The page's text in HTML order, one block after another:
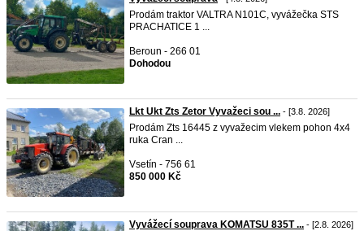
Prodám traktor VALTRA N101C, vyvážečka STS
PRACHATICE 1 ...
Beroun - 266 01
Dohodou
Lkt Ukt Zts Zetor Vyvažeci sou ... - [3.8. 2026]
Prodám Zts 16445 z vyvažecim vlekem pohon 4x4
ruka Cran ...
Vsetín - 756 61
850 000 Kč
Vyvážecí souprava KOMATSU 835T ... - [2.8. 2026]